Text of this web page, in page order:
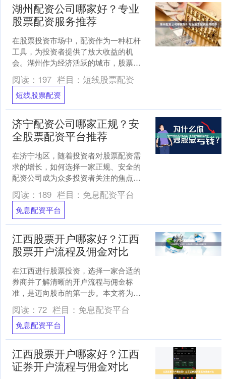
湖州配资公司哪家好？专业
股票配资服务推荐
在股票投资市场中，配资作为一种杠杆
工具，为投资者提供了放大收益的机
会。湖州作为经济活跃的城市，股票配
资服务也逐渐兴起。然而，面对众多的
配资公司，投资者常常困惑：....
阅读： 197 栏目： 短线股票配资
短线股票配资
济宁配资公司哪家正规？安
全股票配资平台推荐
在济宁地区，随着投资者对股票配资需
求的增长，如何选择一家正规、安全的
配资公司成为众多投资者关注的焦点。
本文将为您详细解析济宁配资市场的现
状，并提供选择安全股票配....
阅读： 189 栏目： 免息配资平台
免息配资平台
江西股票开户哪家好？江西
股票开户流程及佣金对比
在江西进行股票投资，选择一家合适的
券商并了解清晰的开户流程与佣金标
准，是迈向股市的第一步。本文将为您
详细解析江西地区股票开户的要点，帮
助您做出明智选择。 ###....
阅读： 72 栏目： 免息配资平台
免息配资平台
江西股票开户哪家好？江西
证券开户流程与佣金对比